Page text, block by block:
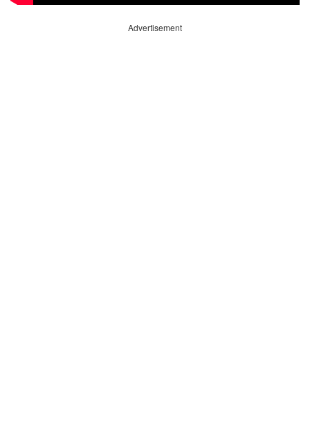
Advertisement